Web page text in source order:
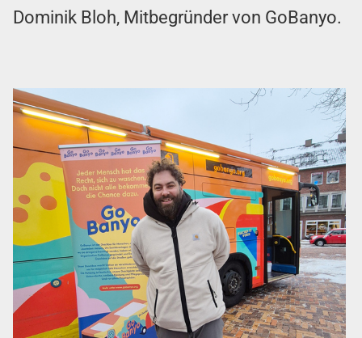
Dominik Bloh, Mitbegründer von GoBanyo.